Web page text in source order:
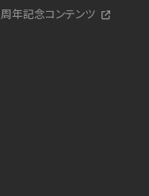
年記念コンテンツ